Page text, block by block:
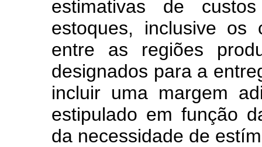
estimativas de
estoques, inclusive os
entre as regiões
designados para a
incluir uma margem
estipulado em função
da necessidade de